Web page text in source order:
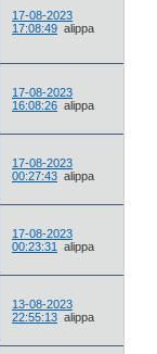
17-08-2023
17:08:49 alippa
17-08-2023
16:08:26 alippa
17-08-2023
00:27:43 alippa
17-08-2023
00:23:31
alippa
13-08-2023
22:55:13 alippa